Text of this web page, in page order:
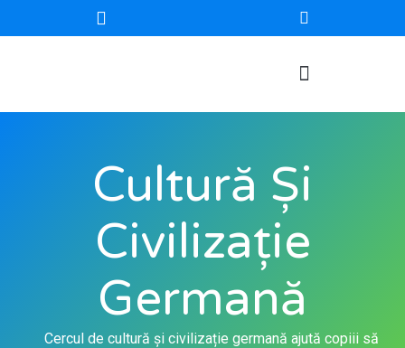
Cultură Și
Civilizație
Germană
Cercul de cultură și civilizație germană ajută copiii să